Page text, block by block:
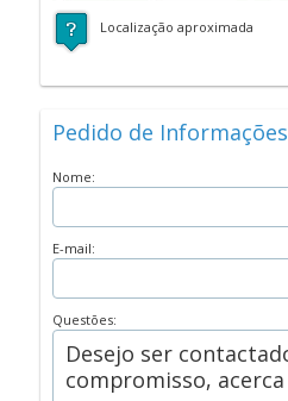
Localização aproximada
Pedido de Informações
Nome:
E-mail:
Questões: